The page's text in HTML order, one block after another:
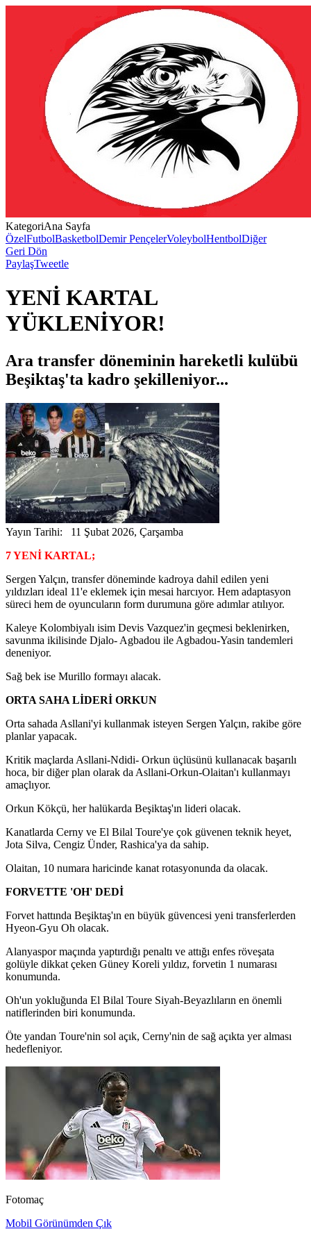
KategoriAna Sayfa
ÖzelFutbolBasketbolDemir PençelerVoleybolHentbolDiğer
Geri Dön
PaylaşTweetle
YENİ KARTAL
YÜKLENİYOR!
Ara transfer döneminin hareketli kulübü
Beşiktaş'ta kadro şekilleniyor...
Yayın Tarihi: 11 Şubat 2026, Çarşamba
7 YENİ KARTAL;
Sergen Yalçın, transfer döneminde kadroya dahil edilen yeni
yıldızları ideal 11'e eklemek için mesai harcıyor. Hem adaptasyon
süreci hem de oyuncuların form durumuna göre adımlar atılıyor.
Kaleye Kolombiyalı isim Devis Vazquez'in geçmesi beklenirken,
savunma ikilisinde Djalo- Agbadou ile Agbadou-Yasin tandemleri
deneniyor.
Sağ bek ise Murillo formayı alacak.
ORTA SAHA LİDERİ ORKUN
Orta sahada Asllani'yi kullanmak isteyen Sergen Yalçın, rakibe göre
planlar yapacak.
Kritik maçlarda Asllani-Ndidi- Orkun üçlüsünü kullanacak başarılı
hoca, bir diğer plan olarak da Asllani-Orkun-Olaitan'ı kullanmayı
amaçlıyor.
Orkun Kökçü, her halükarda Beşiktaş'ın lideri olacak.
Kanatlarda Cerny ve El Bilal Toure'ye çok güvenen teknik heyet,
Jota Silva, Cengiz Ünder, Rashica'ya da sahip.
Olaitan, 10 numara haricinde kanat rotasyonunda da olacak.
FORVETTE 'OH' DEDİ
Forvet hattında Beşiktaş'ın en büyük güvencesi yeni transferlerden
Hyeon-Gyu Oh olacak.
Alanyaspor maçında yaptırdığı penaltı ve attığı enfes röveşata
golüyle dikkat çeken Güney Koreli yıldız, forvetin 1 numarası
konumunda.
Oh'un yokluğunda El Bilal Toure Siyah-Beyazlıların en önemli
natiflerinden biri konumunda.
Öte yandan Toure'nin sol açık, Cerny'nin de sağ açıkta yer alması
hedefleniyor.
Fotomaç
Mobil Görünümden Çık